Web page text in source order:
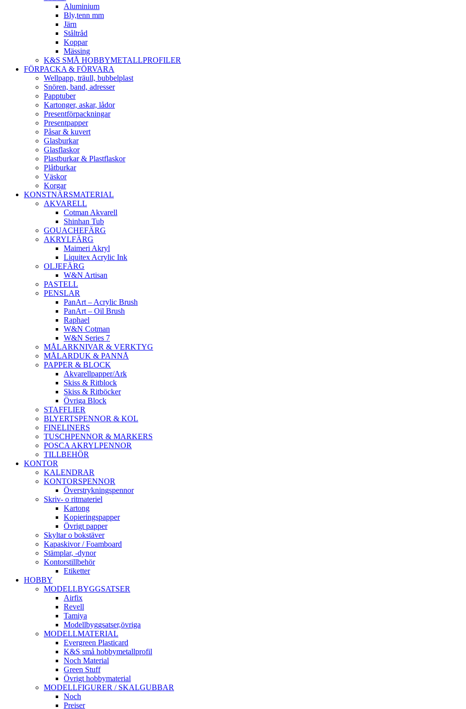
Aluminium
Bly,tenn mm
Järn
Ståltråd
Koppar
Mässing
K&S SMÅ HOBBYMETALLPROFILER
FÖRPACKA & FÖRVARA
Wellpapp, träull, bubbelplast
Snören, band, adresser
Papptuber
Kartonger, askar, lådor
Presentförpackningar
Presentpapper
Påsar & kuvert
Glasburkar
Glasflaskor
Plastburkar & Plastflaskor
Plåtburkar
Väskor
Korgar
KONSTNÄRSMATERIAL
AKVARELL
Cotman Akvarell
Shinhan Tub
GOUACHEFÄRG
AKRYLFÄRG
Maimeri Akryl
Liquitex Acrylic Ink
OLJEFÄRG
W&N Artisan
PASTELL
PENSLAR
PanArt – Acrylic Brush
PanArt – Oil Brush
Raphael
W&N Cotman
W&N Series 7
MÅLARKNIVAR & VERKTYG
MÅLARDUK & PANNÅ
PAPPER & BLOCK
Akvarellpapper/Ark
Skiss & Ritblock
Skiss & Ritböcker
Övriga Block
STAFFLIER
BLYERTSPENNOR & KOL
FINELINERS
TUSCHPENNOR & MARKERS
POSCA AKRYLPENNOR
TILLBEHÖR
KONTOR
KALENDRAR
KONTORSPENNOR
Överstrykningspennor
Skriv- o ritmateriel
Kartong
Kopieringspapper
Övrigt papper
Skyltar o bokstäver
Kapaskivor / Foamboard
Stämplar, -dynor
Kontorstillbehör
Etiketter
HOBBY
MODELLBYGGSATSER
Airfix
Revell
Tamiya
Modellbyggsatser,övriga
MODELLMATERIAL
Evergreen Plasticard
K&S små hobbymetallprofil
Noch Material
Green Stuff
Övrigt hobbymaterial
MODELLFIGURER / SKALGUBBAR
Noch
Preiser